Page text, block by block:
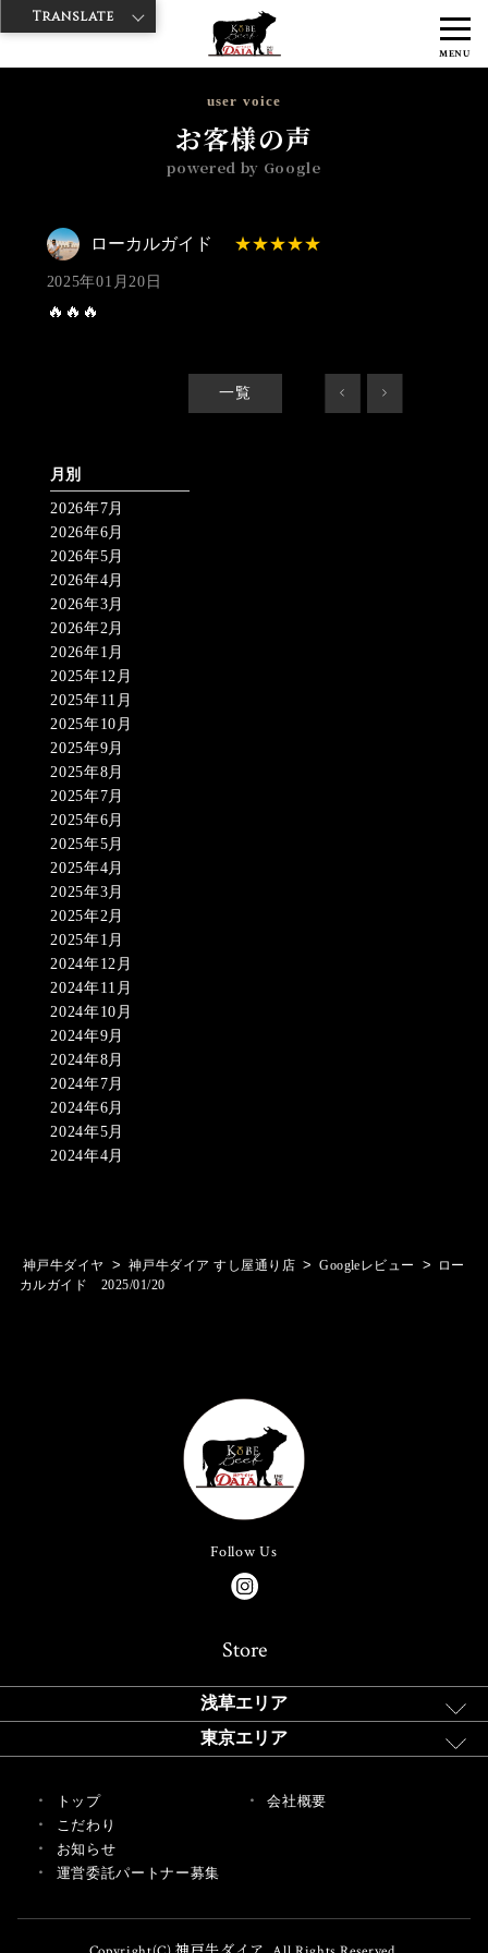
MENU
神戸牛ダイヤ > 神戸牛ダイア すし屋通り店
ロー
user voice
お客様の声
powered by Google
ローカルガイド
2025年01月20日
🔥🔥🔥
一覧 < >
月別
2026年7月
2026年6月
2026年5月
2026年4月
2026年3月
2026年2月
2026年1月
2025年12月
2025年11月
2025年10月
2025年9月
2025年8月
2025年7月
2025年6月
2025年5月
2025年4月
2025年3月
2025年2月
2025年1月
2024年12月
2024年11月
2024年10月
2024年9月
2024年8月
2024年7月
2024年6月
2024年5月
2024年4月
神戸牛ダイヤ > 神戸牛ダイア すし屋通り店 > Googleレビュー >
ロー
カルガイド 2025/01/20
Follow Us
Store
浅草エリア
東京エリア
トップ
こだわり
お知らせ
運営委託パートナー募集
会社概要
Translate